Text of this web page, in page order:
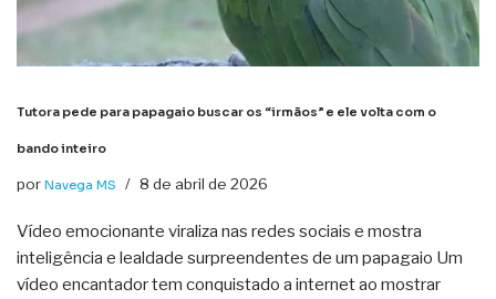
Tutora pede para papagaio buscar os “irmãos” e ele volta com o
bando inteiro
por Navega MS 8 de abril de 2026
Vídeo emocionante viraliza nas redes sociais e mostra
inteligência e lealdade surpreendentes de um papagaio Um
vídeo encantador tem conquistado a internet ao mostrar